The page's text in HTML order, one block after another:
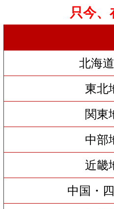
只今
北海
東北
関東
中部
近畿
中国・